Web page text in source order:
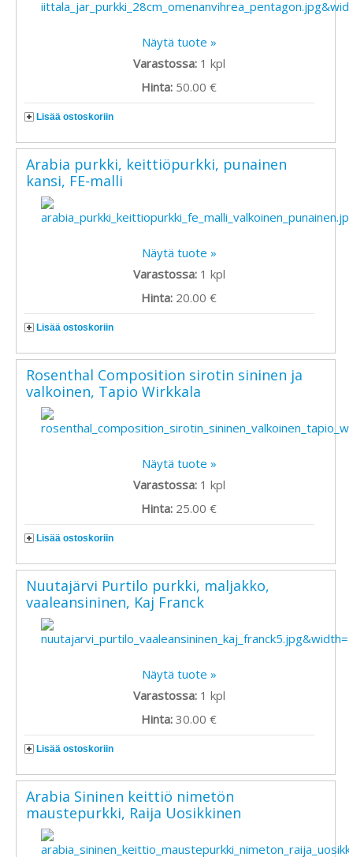
Näytä tuote »
Varastossa: 1 kpl
Hinta: 50.00 €
Lisää ostoskoriin
Arabia purkki, keittiöpurkki, punainen
kansi, FE-malli
Näytä tuote »
Varastossa: 1 kpl
Hinta: 20.00 €
Lisää ostoskoriin
Rosenthal Composition sirotin sininen ja
valkoinen, Tapio Wirkkala
Näytä tuote »
Varastossa: 1 kpl
Hinta: 25.00 €
Lisää ostoskoriin
Nuutajärvi Purtilo purkki, maljakko,
vaaleansininen, Kaj Franck
Näytä tuote »
Varastossa: 1 kpl
Hinta:30.00 €
Lisää ostoskoriin
Arabia Sininen keittiö nimetön
maustepurkki, Raija Uosikkinen